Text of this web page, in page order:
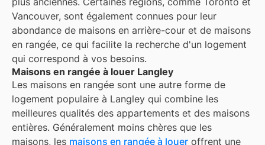
Vancouver, sont également connues pour leur
abondance de maisons en arrière-cour et de maisons
en rangée, ce qui facilite la recherche d'un logement
qui correspond à vos besoins.
Maisons en rangée à louer Langley
Les maisons en rangée sont une autre forme de
logement populaire à Langley qui combine les
meilleures qualités des appartements et des maisons
entières. Généralement moins chères que les
maisons, les maisons en rangée à louer offrent une